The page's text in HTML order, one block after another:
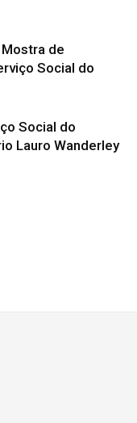
de
Social do
Social do
Lauro Wanderley